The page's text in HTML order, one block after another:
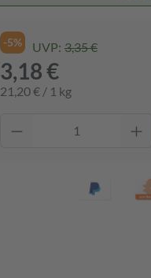
-5% UVP: 3,35 €
3,18 €
21,20 € / 1 kg